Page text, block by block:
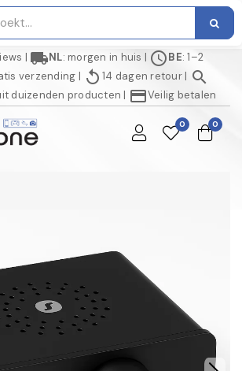
| local_shippingNL: morgen in huis | scheduleBE: 1–2
verzending | replay 14 dagen retour| search
duizenden producten | credit_cardVeilig betalen
0 0